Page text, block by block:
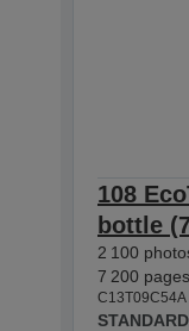
108
bottle
2 100
7 200
C13T09C54A
STANDARD